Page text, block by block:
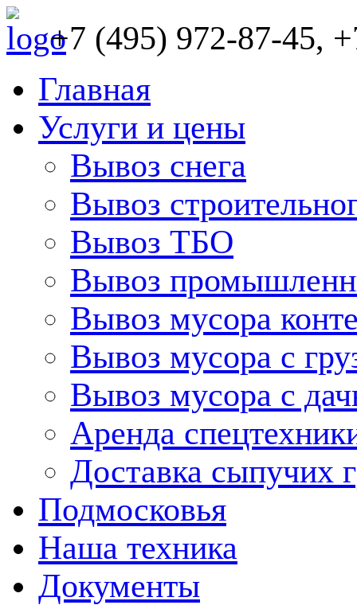
+7 (495) 972-87-45,
Главная
Услуги и цены
Вывоз снега
Вывоз
Вывоз ТБО
Вывоз
Вывоз мусора
Вывоз мусора с
Вывоз мусора с
Аренда
Доставка сыпучих
Подмосковья
Наша техника
Документы